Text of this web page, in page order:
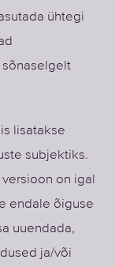
ühtegi
lisatakse
subjektiks.
on igal
endale õiguse
uuendada,
ja/või